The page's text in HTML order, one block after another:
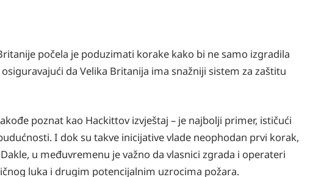
počela je poduzimati korake kako bi ne samo izgradila
da Velika Britanija ima snažniji sistem za zaštitu
poznat kao Hackittov izvještaj – je najbolji primer, ističući
I dok su takve inicijative vlade neophodan prvi korak,
u međuvremenu je važno da vlasnici zgrada i operateri
luka i drugim potencijalnim uzrocima požara.